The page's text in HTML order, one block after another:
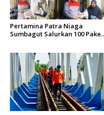
Pertamina Patra Niaga
Sumbagut Salurkan 100 Paket